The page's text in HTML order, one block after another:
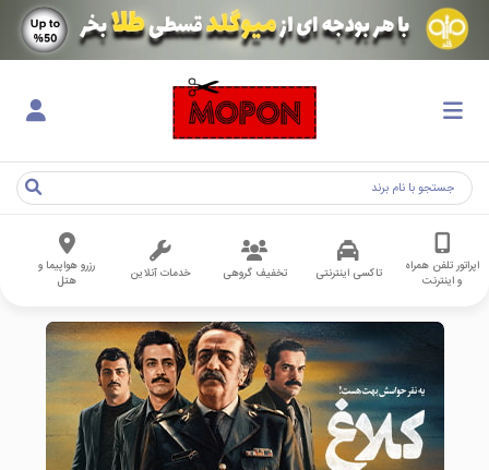
اپراتور تلفن همراه
و اینترنت
تاکسی اینترنتی تخفیف گروهی خدمات آنلاین
رزرو هواپیما و
هتل